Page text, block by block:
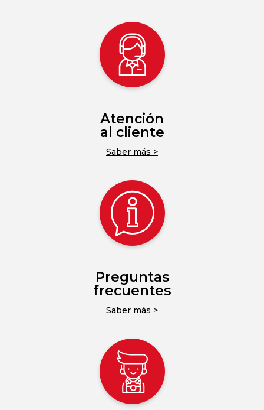
Atención
al cliente
Saber más >
Preguntas
frecuentes
Saber más >